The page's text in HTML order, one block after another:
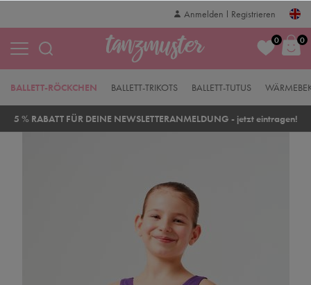
Anmelden Registrieren
0 0
BALLETT-RÖCKCHEN BALLETT-TRIKOTS BALLETT-TUTUS
5 % RABATT FÜR DEINE NEWSLETTERANMELDUNG - jetzt eintragen!